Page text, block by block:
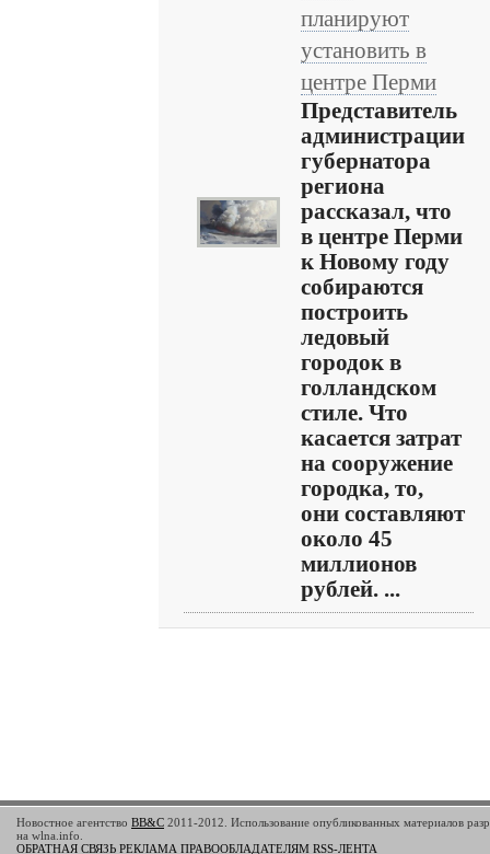
планируют
установить в
центре Перми
Представитель
администрации
губернатора
региона
рассказал, что
в центре Перми
к Новому году
собираются
построить
ледовый
городок в
голландском
стиле. Что
касается затрат
на сооружение
городка, то,
они составляют
около 45
миллионов
рублей. ...
Новостное агентство BB&C 2011-2012. Использование опубликованных материалов
на wlna.info.
ОБРАТНАЯ СВЯЗЬ РЕКЛАМА ПРАВООБЛАДАТЕЛЯМ RSS-ЛЕНТА